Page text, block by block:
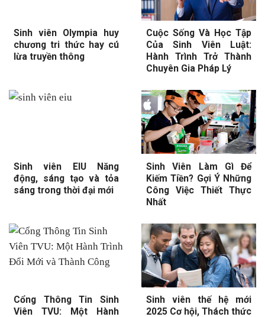
Sinh viên Olympia huy
chương tri thức hay cú
lừa truyền thông
Cuộc Sống Và Học Tập
Của Sinh Viên Luật:
Hành Trình Trở Thành
Chuyên Gia Pháp Lý
Sinh viên EIU Năng
động, sáng tạo và tỏa
sáng trong thời đại mới
Sinh Viên Làm Gì Để
Kiếm Tiền? Gợi Ý Những
Công Việc Thiết Thực
Nhất
Cổng Thông Tin Sinh
Viên TVU: Một Hành
Sinh viên thế hệ mới
2025 Cơ hội, Thách thức